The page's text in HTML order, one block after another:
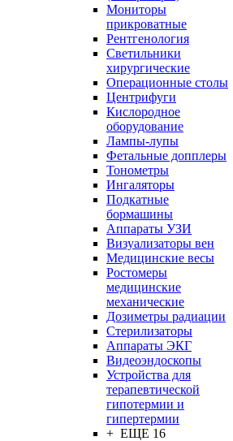
Мониторы
прикроватные
Рентгенология
Светильники
хирургические
Операционные столы
Центрифуги
Кислородное
оборудование
Лампы-лупы
Фетальные допплеры
Тонометры
Ингаляторы
Подкатные
бормашины
Аппараты УЗИ
Визуализаторы вен
Медицинские весы
Ростомеры
медицинские
механические
Дозиметры радиации
Стерилизаторы
Аппараты ЭКГ
Видеоэндоскопы
Устройства для
терапевтической
гипотермии и
гипертермии
+ ЕЩЕ 16